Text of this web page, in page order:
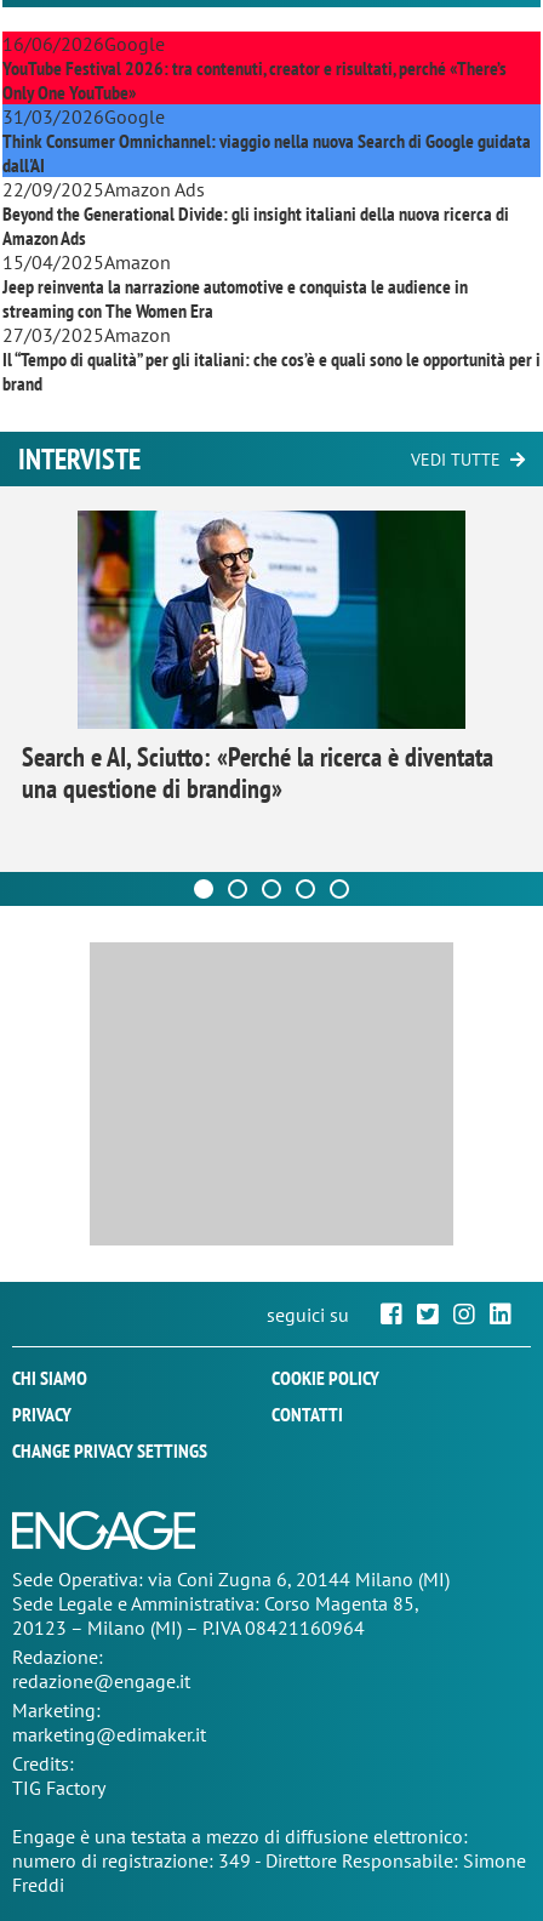
16/06/2026Google
YouTube Festival 2026: tra contenuti, creator e risultati, perché «There’s
Only One YouTube»
31/03/2026Google
Think Consumer Omnichannel: viaggio nella nuova Search di Google guidata
dall'AI
22/09/2025Amazon Ads
Beyond the Generational Divide: gli insight italiani della nuova ricerca di
Amazon Ads
15/04/2025Amazon
Jeep reinventa la narrazione automotive e conquista le audience in
streaming conThe Women Era
27/03/2025Amazon
Il “Tempo di qualità” per gli italiani: che cos’è e quali sono le opportunità per i
brand
INTERVISTE VEDI TUTTE
Search e AI, Sciutto: «Perché la ricerca è diventata
una questione di branding»
seguici su
CHI SIAMO
COOKIE POLICY
PRIVACY
CONTATTI
CHANGE PRIVACY SETTINGS
Sede Operativa: via Coni Zugna 6, 20144 Milano (MI)
Sede Legale e Amministrativa: Corso Magenta 85,
20123 – Milano (MI) – P.IVA 08421160964
Redazione:
redazione@engage.it
Marketing:
marketing@edimaker.it
Credits:
TIG Factory
Engage è una testata a mezzo di diffusione elettronico:
numero di registrazione: 349 - Direttore Responsabile: Simone
Freddi